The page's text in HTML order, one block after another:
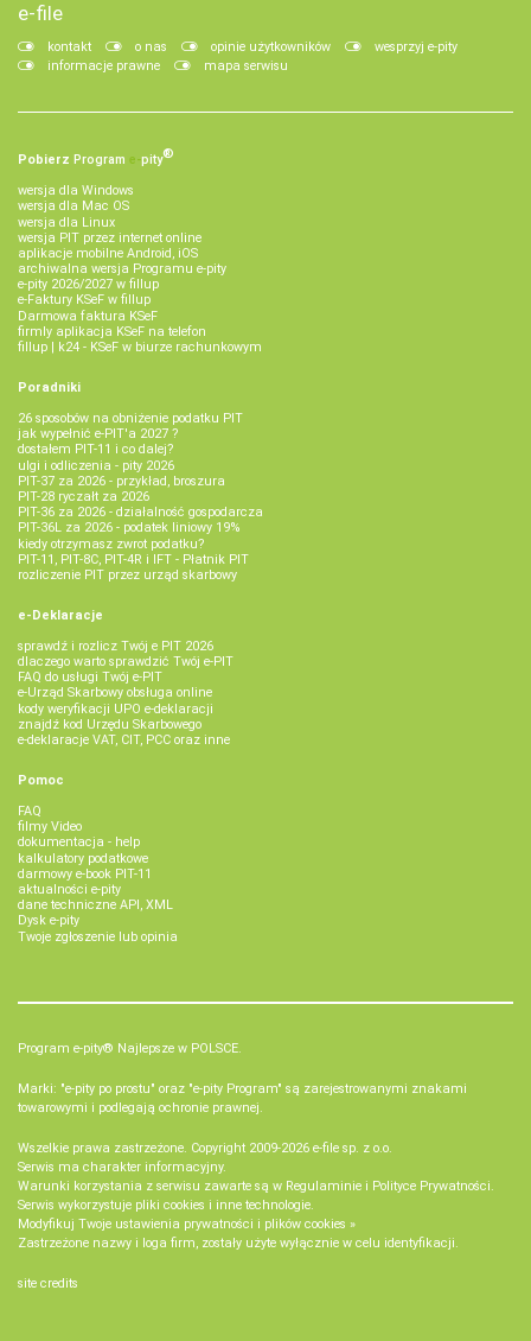
e-file
kontakt o nas opinie użytkowników
wesprzyj e-pity
informacje prawne
mapa serwisu
Pobierz Program e‑pity®
wersja dla Windows
wersja dla Mac OS
wersja dla Linux
wersja PIT przez internet online
aplikacje mobilne Android, iOS
archiwalna wersja Programu e-pity
e-pity 2026/2027 w fillup
e‑Faktury KSeF w fillup
Darmowa faktura KSeF
firmly aplikacja KSeF na telefon
fillup | k24 - KSeF w biurze rachunkowym
Poradniki
26 sposobów na obniżenie podatku PIT
jak wypełnić e-PIT'a 2027 ?
dostałem PIT-11 i co dalej?
ulgi i odliczenia - pity 2026
PIT-37 za 2026 - przykład, broszura
PIT-28 ryczałt za 2026
PIT-36 za 2026 - działalność gospodarcza
PIT-36L za 2026 - podatek liniowy 19%
kiedy otrzymasz zwrot podatku?
PIT-11, PIT-8C, PIT-4R i IFT - Płatnik PIT
rozliczenie PIT przez urząd skarbowy
e-Deklaracje
sprawdź i rozlicz Twój e PIT 2026
dlaczego warto sprawdzić Twój e-PIT
FAQ do usługi Twój e-PIT
e-Urząd Skarbowy obsługa online
kody weryfikacji UPO e-deklaracji
znajdź kod Urzędu Skarbowego
e-deklaracje VAT, CIT, PCC oraz inne
Pomoc
FAQ
filmy Video
dokumentacja - help
kalkulatory podatkowe
darmowy e-book PIT-11
aktualności e-pity
dane techniczne API, XML
Dysk e-pity
Twoje zgłoszenie lub opinia
Program e-pity® Najlepsze w POLSCE.
Marki: "e-pity po prostu" oraz "e-pity Program" są zarejestrowanymi znakami
towarowymi i podlegają ochronie prawnej.
Wszelkie prawa zastrzeżone. Copyright 2009-2026 e-file sp. z o.o.
Serwis ma charakter informacyjny.
Warunki korzystania z serwisu zawarte są w Regulaminie i Polityce Prywatności
Serwis wykorzystuje pliki cookies i inne technologie
Modyfikuj Twoje ustawienia prywatności i plików cookies »
Zastrzeżone nazwy i loga firm, zostały użyte wyłącznie w celu identyfikacji.
site credits